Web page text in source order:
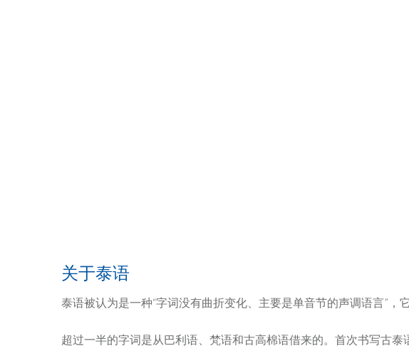
关于泰语
泰语被认为是一种“字词没有曲折变化、主要是单音节的声调语言”，
超过一半的字词是从巴利语、梵语和古高棉语借来的。首次书写古泰